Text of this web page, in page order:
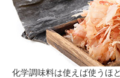
化学調味料は使えば使うほ